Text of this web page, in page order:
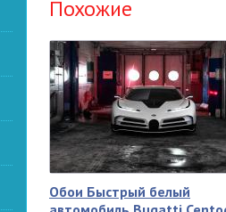
Похожие
Обои Быстрый белый